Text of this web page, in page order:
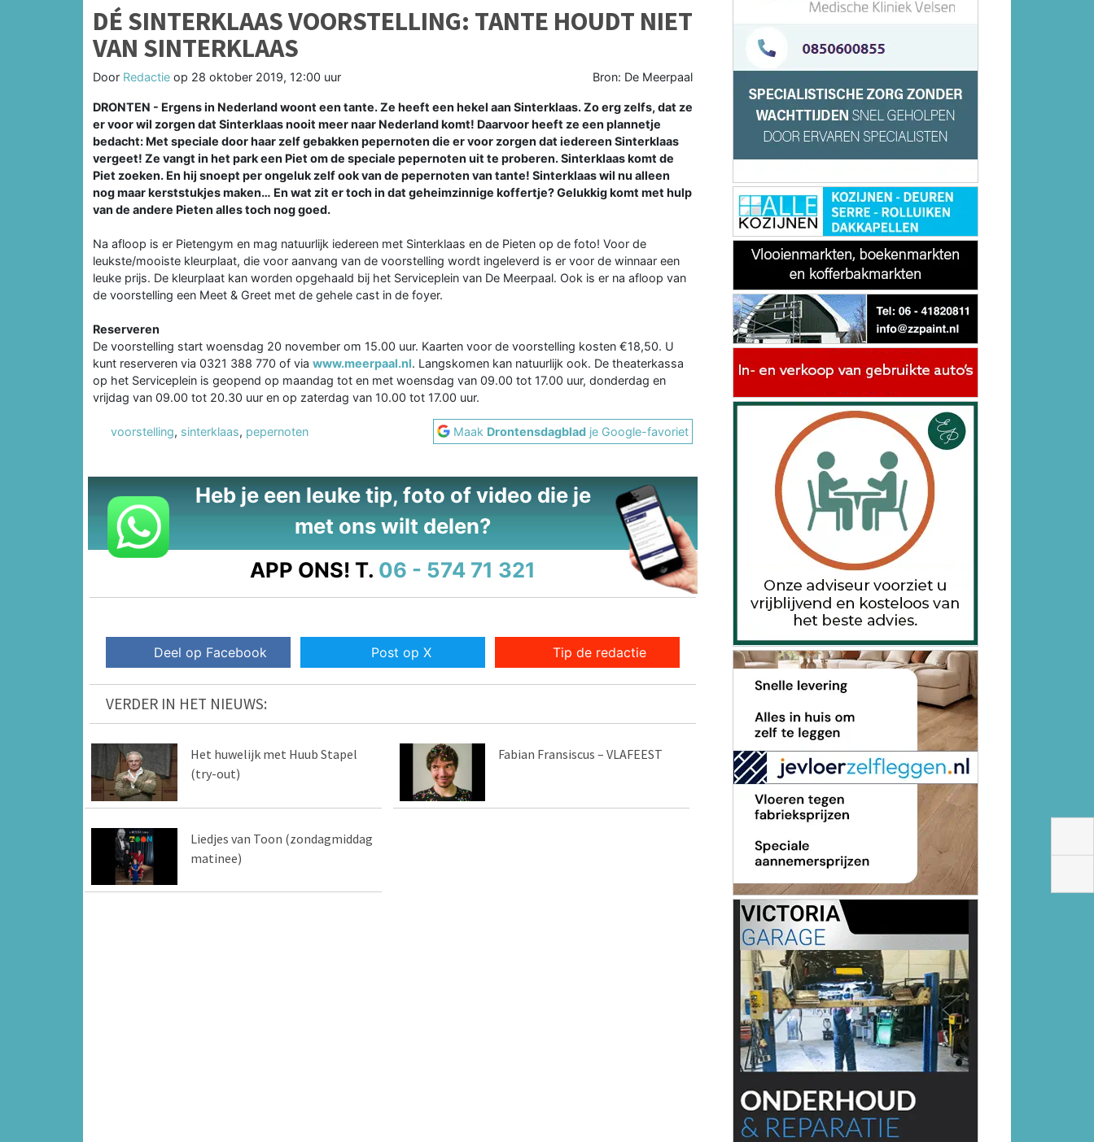
DÉ SINTERKLAAS VOORSTELLING: TANTE HOUDT NIET
VAN SINTERKLAAS
Door Redactie op 28 oktober 2019, 12:00 uur Bron: De Meerpaal
DRONTEN - Ergens in Nederland woont een tante. Ze heeft een hekel aan Sinterklaas. Zo erg zelfs, dat ze
er voor wil zorgen dat Sinterklaas nooit meer naar Nederland komt! Daarvoor heeft ze een plannetje
bedacht: Met speciale door haar zelf gebakken pepernoten die er voor zorgen dat iedereen Sinterklaas
vergeet! Ze vangt in het park een Piet om de speciale pepernoten uit te proberen. Sinterklaas komt de
Piet zoeken. En hij snoept per ongeluk zelf ook van de pepernoten van tante! Sinterklaas wil nu alleen
nog maar kerststukjes maken… En wat zit er toch in dat geheimzinnige koffertje? Gelukkig komt met hulp
van de andere Pieten alles toch nog goed.
Na afloop is er Pietengym en mag natuurlijk iedereen met Sinterklaas en de Pieten op de foto! Voor de
leukste/mooiste kleurplaat, die voor aanvang van de voorstelling wordt ingeleverd is er voor de winnaar een
leuke prijs. De kleurplaat kan worden opgehaald bij het Serviceplein van De Meerpaal. Ook is er na afloop van
de voorstelling een Meet & Greet met de gehele cast in de foyer.
Reserveren
De voorstelling start woensdag 20 november om 15.00 uur. Kaarten voor de voorstelling kosten €18,50. U
kunt reserveren via 0321 388 770 of via www.meerpaal.nl. Langskomen kan natuurlijk ook. De theaterkassa
op het Serviceplein is geopend op maandag tot en met woensdag van 09.00 tot 17.00 uur, donderdag en
vrijdag van 09.00 tot 20.30 uur en op zaterdag van 10.00 tot 17.00 uur.
voorstelling, sinterklaas, pepernoten Maak Drontensdagblad je Google-favoriet
Heb je een leuke tip, foto of video die je
met ons wilt delen?
APP ONS! T. 06 - 574 71 321
Deel op Facebook Post op X Tip de redactie
VERDER IN HET NIEUWS:
Het huwelijk met Huub Stapel
(try-out)
Fabian Fransiscus – VLAFEEST
Liedjes van Toon (zondagmiddag
matinee)